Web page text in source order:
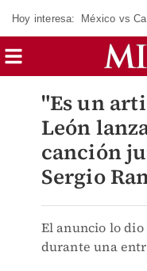
Hoy interesa: México vs
"Es un
León
canción
Sergio
El anuncio lo
durante una